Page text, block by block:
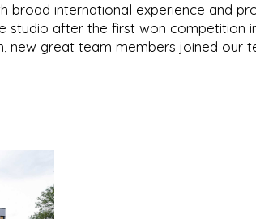
broad international experience and
studio after the first won competition
new great team members joined our